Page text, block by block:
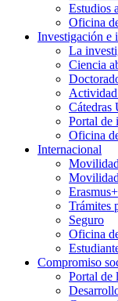
Estudios
Oficina
Investigación e
La
Ciencia
Actividad
Cátedras
Portal de
Oficina
Internacional
Erasmus+
Trámites
Seguro
Oficina
Compromiso
Portal de